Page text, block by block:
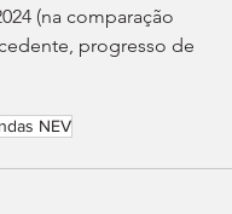
(na comparação
progresso de
NEV